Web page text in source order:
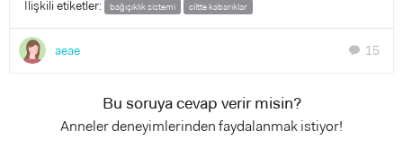
İlişkili etiketler: bağışıklık sistemi ciltte kabarıklar
aeae chat 15
Bu soruya cevap verir misin?
Anneler deneyimlerinden faydalanmak istiyor!